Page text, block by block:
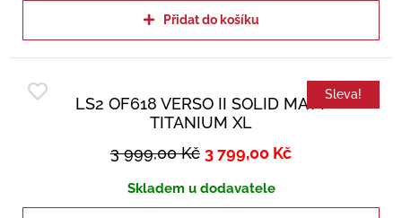
Přidat do košíku
Sleva!
LS2 OF618 VERSO II SOLID MATT
TITANIUM XL
3 999,00Kč 3 799,00 Kč
Skladem u dodavatele